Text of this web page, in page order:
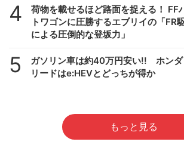
4
荷物を載せるほど路面を捉える！ FF
トワゴンに圧勝するエブリイの「FR
による圧倒的な登坂力」
5
ガソリン車は約40万円安い!! ホンダ
リードはe:HEVとどっちが得か
もっと見る